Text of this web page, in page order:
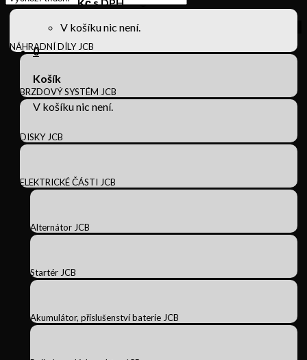
V košíku nic není.
0
Košík
V košíku nic není.
NÁHRADNÍ DÍLY JCB
BRZDOVÝ SYSTÉM JCB
DISKY JCB
ELEKTRICKÉ ČÁSTI JCB
Alternátor JCB
Startér JCB
Akumulátor, příslušenství baterie JCB